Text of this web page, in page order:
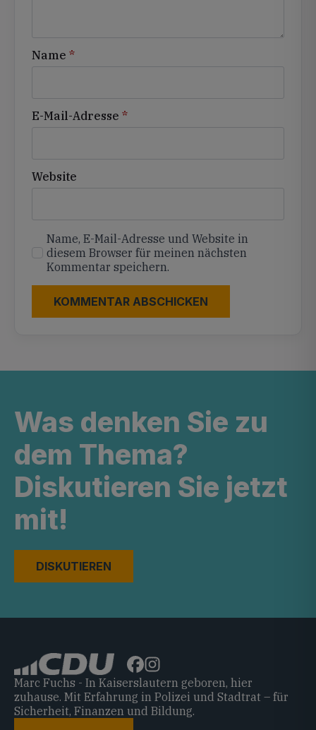
Name *
E-Mail-Adresse *
Website
Name, E-Mail-Adresse und Website in
diesem Browser für meinen nächsten
Kommentar speichern.
Was denken Sie zu
dem Thema?
Diskutieren Sie jetzt
mit!
DISKUTIEREN
Marc Fuchs - In Kaiserslautern geboren, hier
zuhause. Mit Erfahrung in Polizei und Stadtrat – für
Sicherheit, Finanzen und Bildung.